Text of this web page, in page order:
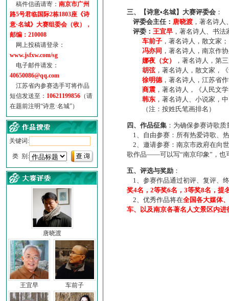
稿件信函请寄： 南京市广州
路5号君临国际2栋1803座《诗
意·名城》大赛组委会（收），
邮编：210008
网上投稿请登录：
www.jsfxw.com/sg
电子邮件请发：
40650086@qq.com
江苏省内参赛选手可将作品
短信发送至： 10621199856 （请
在题前注明“诗意·名城”）
关键词:
类 别:
唐晓渡
王宜早 车前子
三、【诗意•名城】大赛评委会 ：
评委会主任： 唐晓渡 ，著名诗
评委： 王宜早 ，著名诗人、书
车前子 ，著名诗人，散文家；
冯亦同 ，著名诗人，南京作
娜夜（女）
，著名诗人，第
胡弦，著名诗人，散文家，
徐明德，著名诗人，江苏省
商震 ，著名诗人，《人民文
韩东 ，著名诗人、小说家，
（注：按姓氏笔画排名）
四、作品征集 ：为确保参赛诗歌
1、自由参赛：所有热爱诗歌、
2、邀请参赛：南京市政府在向
歌作品——可以写“南京印象”，也
五、评选与奖励 ：
1、参赛作品通过初评、复评、
奖4名，2等奖6名，3等奖8名，提
2、优秀作品将在全国各大媒体
车、以及南京各著名人文景区内进